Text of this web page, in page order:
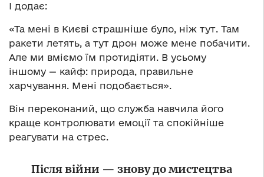
І додає:
«Та мені в Києві страшніше було, ніж тут. Там
ракети летять, а тут дрон може мене побачити.
Але ми вміємо їм протидіяти. В усьому
іншому — кайф: природа, правильне
харчування. Мені подобається».
Він переконаний, що служба навчила його
краще контролювати емоції та спокійніше
реагувати на стрес.
Післявійни — знову до мистецтва